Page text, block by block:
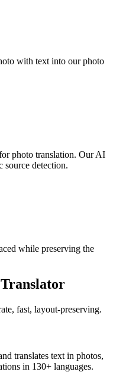
with text into our photo
photo translation. Our AI
source detection.
while preserving the
fast, layout-preserving.
translates text in photos,
in 130+ languages.